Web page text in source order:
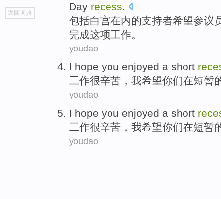
go
top
返回词典
Day recess
包括白宫在内的支持者希望参议
完成这项工作。
youdao
I hope you enjoyed a short
工作很辛苦 ， 我希望你们在短暂
youdao
I hope you enjoyed a short
工作很辛苦 ， 我希望你们在短暂
youdao